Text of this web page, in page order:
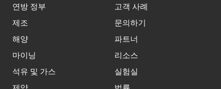
연방 정부
제조
해양
마이닝
석유 및 가스
고객 사례
문의하기
파트너
리소스
실험실